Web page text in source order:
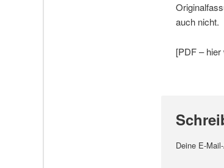
auch nicht.
[PDF –
Deine E-